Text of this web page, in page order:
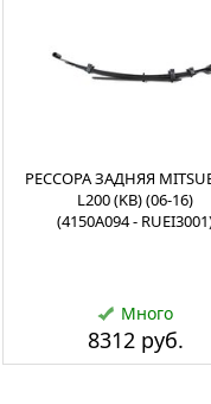
РЕССОРА ЗАДНЯЯ
L200 (KB) (06-16)
(4150A094 -
Много
8312 руб.